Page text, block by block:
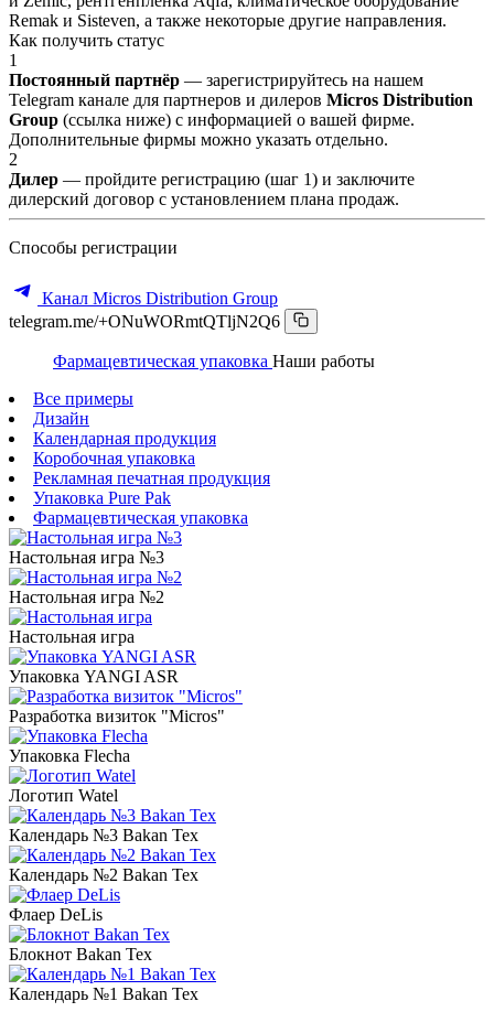
Remak и Sisteven, а также некоторые другие направления.
Как получить статус
1
Постоянный партнёр — зарегистрируйтесь на нашем
Telegram канале для партнеров и дилеров Micros Distribution
Group (ссылка ниже) с информацией о вашей фирме.
Дополнительные фирмы можно указать отдельно.
2
Дилер — пройдите регистрацию (шаг 1) и заключите
дилерский договор с установлением плана продаж.
Способы регистрации
Канал Micros Distribution Group
telegram.me/+ONuWORmtQTljN2Q6
Фармацевтическая упаковка Наши работы
Все примеры
Дизайн
Календарная продукция
Коробочная упаковка
Рекламная печатная продукция
Упаковка Pure Pak
Фармацевтическая упаковка
Настольная игра №3
Настольная игра №2
Настольная игра
Упаковка YANGI ASR
Разработка визиток "Micros"
Упаковка Flecha
Логотип Watel
Календарь №3 Bakan Tex
Календарь №2 Bakan Tex
Флаер DeLis
Блокнот Bakan Tex
Календарь №1 Bakan Tex